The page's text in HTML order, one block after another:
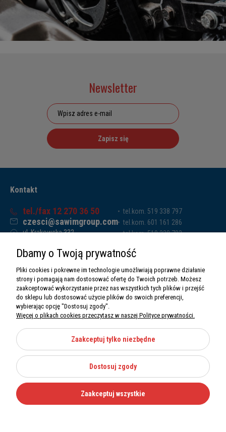
Newsletter
Zapisz się
Kontakt
tel./fax 12 270 36 50
czesci@sawimgroup.com
ul. Krakowska 332,
Sawim Group Mariusz Zdyb sp. k.
NIP: 5130284470
REGON: 5246591010
tel.kom. 519 338 797
tel.kom. 601 161 286
tel.kom. 519 338 793
O nas
Informacje
Moje konto
Kategorie
Dbamy o Twoją prywatność
Pliki cookies i pokrewne im technologie umożliwiają poprawne działanie
strony i pomagają nam dostosować ofertę do Twoich potrzeb. Możesz
zaakceptować wykorzystanie przez nas wszystkich tych plików i przejść
do sklepu lub dostosować użycie plików do swoich preferencji,
wybierając opcję "Dostosuj zgody".
Więcej o plikach cookies przeczytasz w naszej Polityce prywatności.
Zaakceptuj tylko niezbędne
Dostosuj zgody
Zaakceptuj wszystkie